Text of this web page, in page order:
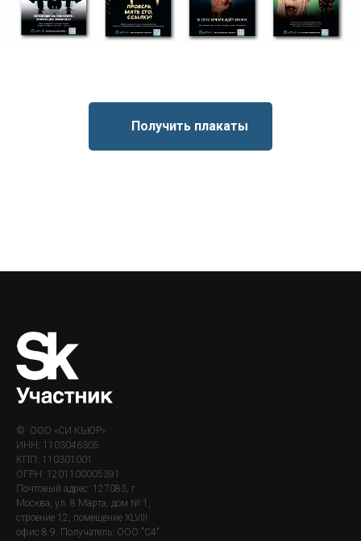
Получить плакаты
© ООО «СИ КЬЮР»
ИНН: 1103046305
КПП: 110301001
ОГРН: 1201100005391
Почтовый адрес: 127083, г.
Москва, ул. 8 Марта, дом № 1,
строение 12, помещение XLVIII
офис 8.9. Получатель: ООО "С4"